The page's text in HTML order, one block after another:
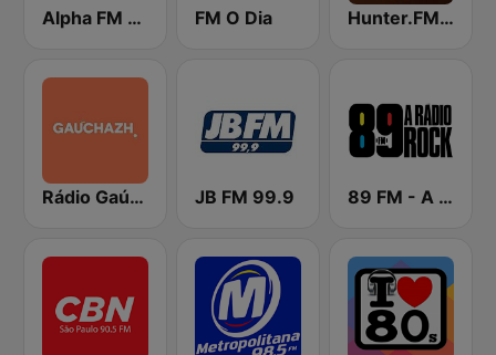
Alpha FM 101.7 FM O Dia Hunter.FM - Sertanejo
Rádio Gaúcha ZH JB FM 99.9 89 FM - A Rádio Rock